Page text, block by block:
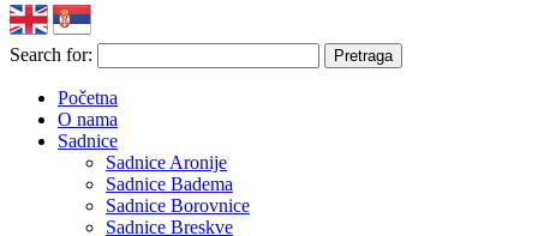
Search for:
Početna
O nama
Sadnice
Sadnice Aronije
Sadnice Badema
Sadnice Borovnice
Sadnice Breskve